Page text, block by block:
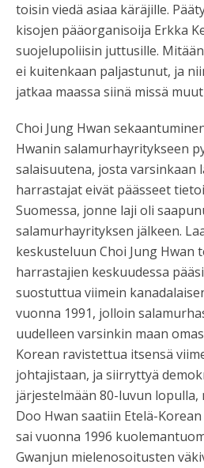
toisin viedä asiaa käräjille.
kisojen pääorganisoija Erkka
suojelupoliisin juttusille.
ei kuitenkaan paljastunut, ja
jatkaa maassa siinä missä
Choi Jung Hwan
Hwanin salamurhayritykseen
salaisuutena, josta varsinkaan
harrastajat eivät päässeet
Suomessa, jonne laji oli
salamurhayrityksen jälkeen.
keskusteluun Choi Jung Hwan
harrastajien keskuudessa
suostuttua viimein
vuonna 1991, jolloin
uudelleen varsinkin maan
Korean ravistettua itsensä
johtajistaan, ja siirryttyä
järjestelmään 80-luvun
Doo Hwan saatiin Etelä-
sai vuonna 1996
Gwanjun mielenosoitusten